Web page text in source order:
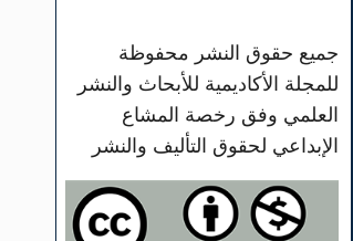
جميع حقوق النشر محفوظة
للمجلة الأكاديمية للأبحاث والنشر
العلمي وفق رخصة المشاع
الإبداعي لحقوق التأليف والنشر